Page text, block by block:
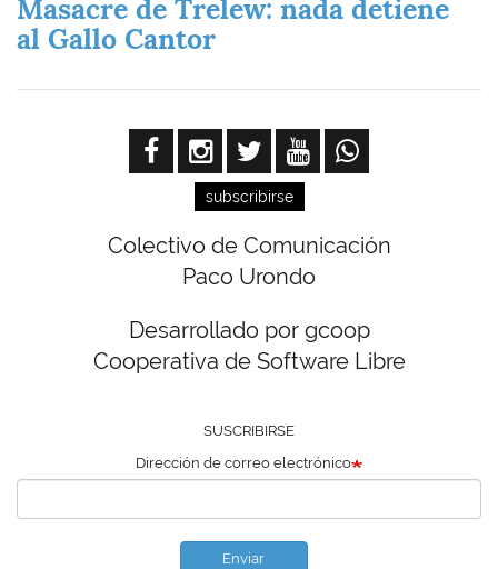
Masacre de Trelew: nada detiene
al Gallo Cantor
subscribirse
Colectivo de Comunicación
Paco Urondo
Desarrollado por gcoop
Cooperativa de Software Libre
SUSCRIBIRSE
Dirección de correo electrónico
Enviar